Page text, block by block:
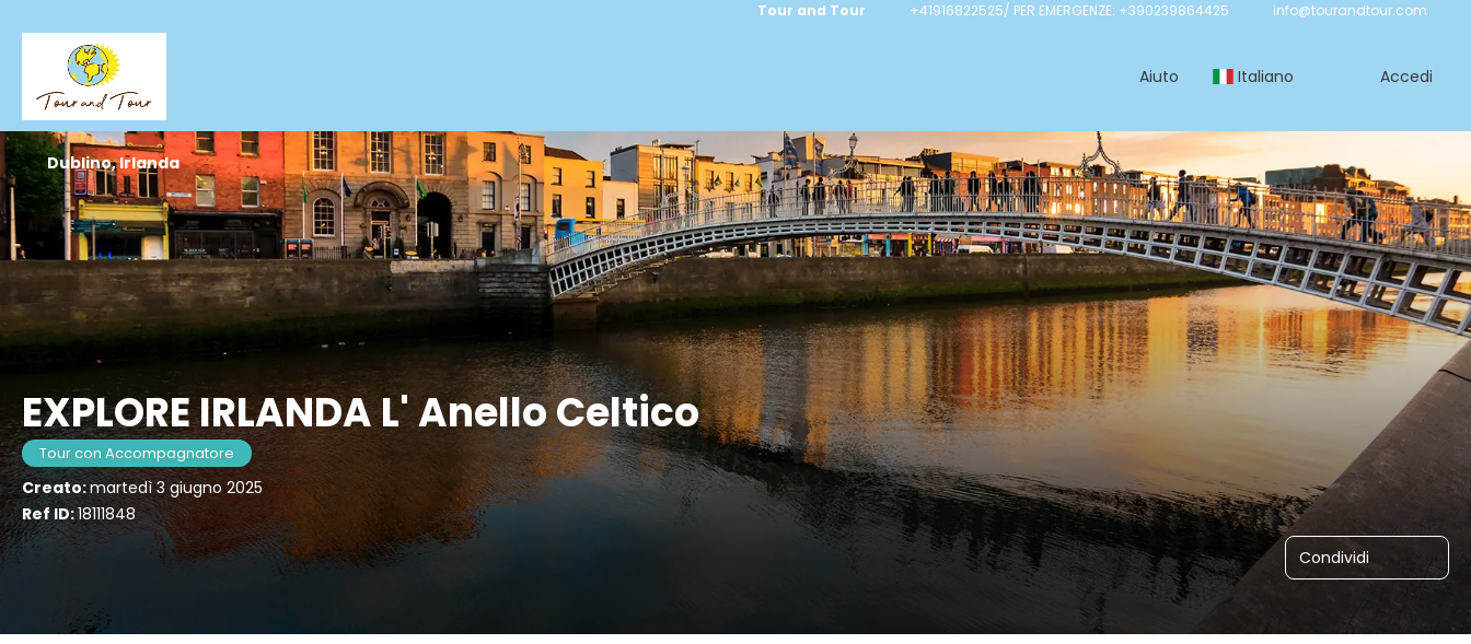
Tour and Tour +41916822525/ PER EMERGENZE: +390239864425 info@tourandtour.com
Aiuto Italiano Accedi
EXPLORE IRLANDA L' Anello Celtico
Tour con Accompagnatore
Creato:martedì 3 giugno 2025
Ref ID:18111848
Condividi
Dublino, Irlanda